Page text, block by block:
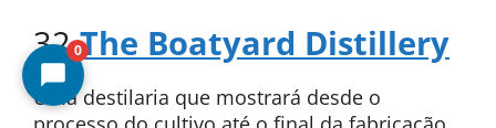
32.The Boatyard Distillery
Uma destilaria que mostrará desde o
0